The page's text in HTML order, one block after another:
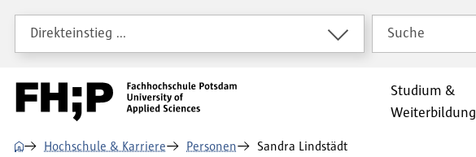
Direkt zum Inhalt
Direkt zur Hauptnavigation
Direkt zum Fußbereich
Direkteinstieg …
Suche
Studium &
Weiterbildung
⌂ Hochschule & Karriere Personen Sandra Lindstädt